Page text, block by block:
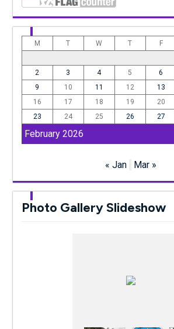
February 2026
M T W T F
2
3 4 5 6
9
10 11 12 13
16
17 18 19 20
23
24 25 26 27
« Jan Mar »
Photo Gallery Slideshow